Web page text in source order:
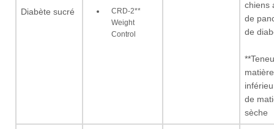
Diabète sucré
CRD-2**
Weight
Control
chiens
de
de
de
sèche